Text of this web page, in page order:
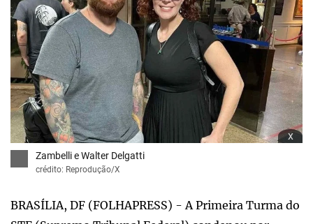
x
Zambelli e Walter Delgatti
crédito: Reprodução/X
BRASÍLIA, DF (FOLHAPRESS) - A Primeira Turma do